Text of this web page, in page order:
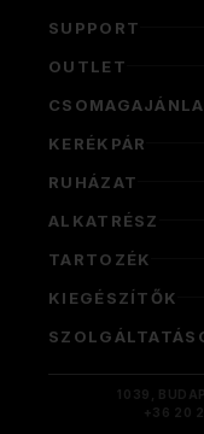
SUPPORT
OUTLET
KERÉKPÁR
RUHÁZAT
ALKATRÉSZ
TARTOZÉK
KIEGÉSZÍTŐK
1039,
+36 20